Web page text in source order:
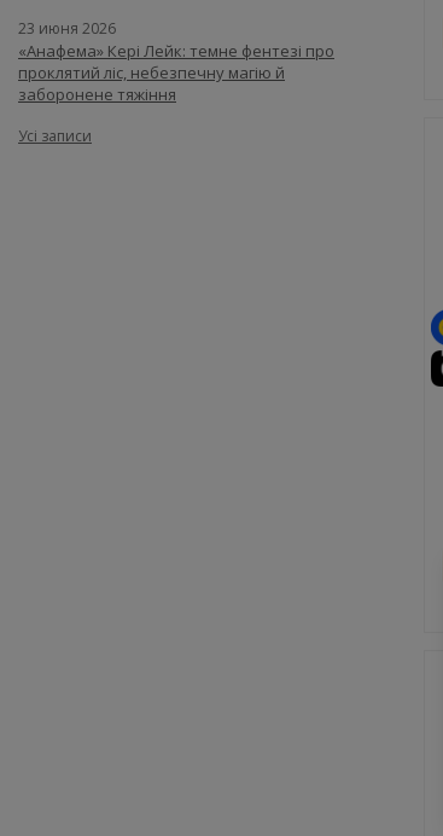
23 июня 2026
«Анафема» Кері Лейк: темне фентезі про
проклятий ліс, небезпечну магію й
заборонене тяжіння
Усі записи